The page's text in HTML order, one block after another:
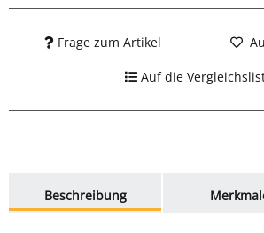
Frage zum Artikel
Auf die
Beschreibung